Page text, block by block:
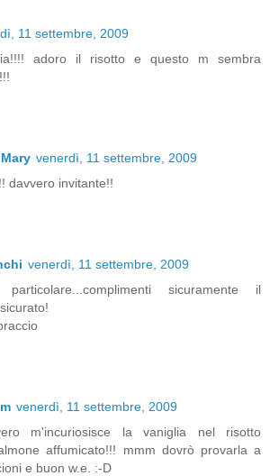
11 settembre, 2009
adoro il risotto e questo m sembra
venerdì, 11 settembre, 2009
davvero invitante!!
venerdì, 11 settembre, 2009
sicuramente il
venerdì, 11 settembre, 2009
m'incuriosisce la vaniglia nel risotto
affumicato!!! mmm dovrò provarla a
e buon w.e. :-D